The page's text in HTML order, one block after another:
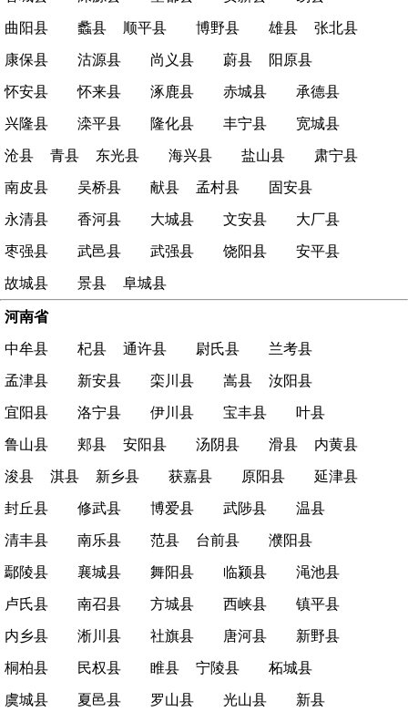
曲阳县 蠡县 顺平县 博野县 雄县 张北县
康保县 沽源县 尚义县 蔚县 阳原县
怀安县 怀来县 涿鹿县 赤城县 承德县
兴隆县 滦平县 隆化县 丰宁县 宽城县
沧县 青县 东光县 海兴县 盐山县 肃宁县
南皮县 吴桥县 献县 孟村县 固安县
永清县 香河县 大城县 文安县 大厂县
枣强县 武邑县 武强县 饶阳县 安平县
故城县 景县 阜城县
河南省
中牟县 杞县 通许县 尉氏县 兰考县
孟津县 新安县 栾川县 嵩县 汝阳县
宜阳县 洛宁县 伊川县 宝丰县 叶县
鲁山县 郏县 安阳县 汤阴县 滑县 内黄县
浚县 淇县 新乡县 获嘉县 原阳县 延津县
封丘县 修武县 博爱县 武陟县 温县
清丰县 南乐县 范县 台前县 濮阳县
鄢陵县 襄城县 舞阳县 临颍县 渑池县
卢氏县 南召县 方城县 西峡县 镇平县
内乡县 淅川县 社旗县 唐河县 新野县
桐柏县 民权县 睢县 宁陵县 柘城县
虞城县 夏邑县 罗山县 光山县 新县